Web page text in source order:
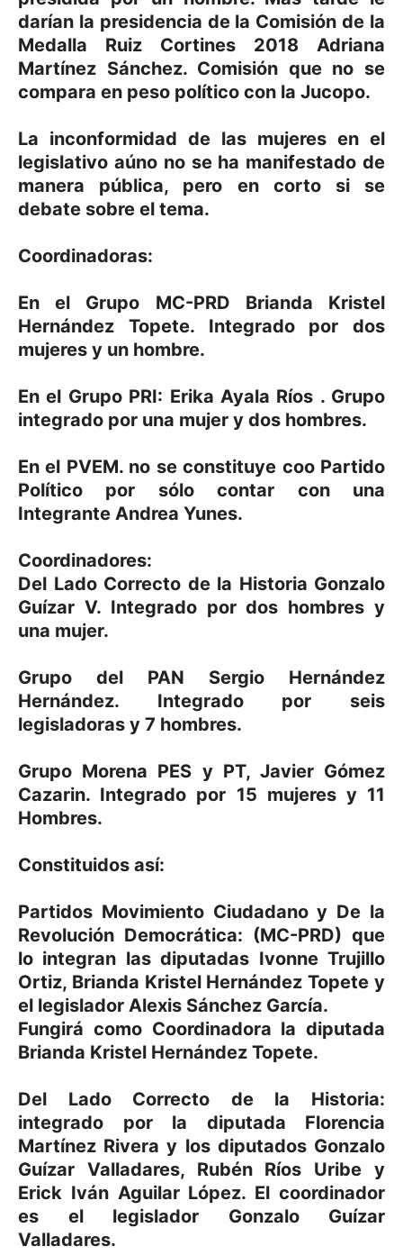
darían la presidencia de la Comisión de la
Medalla Ruiz Cortines 2018 Adriana
Martínez Sánchez. Comisión que no se
compara en peso político con la Jucopo.
La inconformidad de las mujeres en el
legislativo aúno no se ha manifestado de
manera pública, pero en corto si se
debate sobre el tema.
Coordinadoras:
En el Grupo MC-PRD Brianda Kristel
Hernández Topete. Integrado por dos
mujeres y un hombre.
En el Grupo PRI: Erika Ayala Ríos . Grupo
integrado por una mujer y dos hombres.
En el PVEM. no se constituye coo Partido
Político por sólo contar con una
Integrante Andrea Yunes.
Coordinadores:
Del Lado Correcto de la Historia Gonzalo
Guízar V. Integrado por dos hombres y
una mujer.
Grupo del PAN Sergio Hernández
Hernández. Integrado por seis
legisladoras y 7 hombres.
Grupo Morena PES y PT, Javier Gómez
Cazarin. Integrado por 15 mujeres y 11
Hombres.
Constituidos así:
Partidos Movimiento Ciudadano y De la
Revolución Democrática: (MC-PRD) que
lo integran las diputadas Ivonne Trujillo
Ortiz, Brianda Kristel Hernández Topete y
el legislador Alexis Sánchez García.
Fungirá como Coordinadora la diputada
Brianda Kristel Hernández Topete.
Del Lado Correcto de la Historia:
integrado por la diputada Florencia
Martínez Rivera y los diputados Gonzalo
Guízar Valladares, Rubén Ríos Uribe y
Erick Iván Aguilar López. El coordinador
es el legislador Gonzalo Guízar
Valladares.